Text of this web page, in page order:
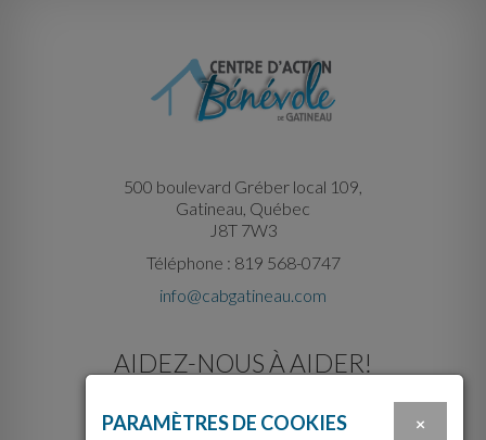
500 boulevard Gréber local 109,
Gatineau, Québec
J8T 7W3
Téléphone : 819 568-0747
info@cabgatineau.com
AIDEZ-NOUS À AIDER!
×
PARAMÈTRES DE COOKIES